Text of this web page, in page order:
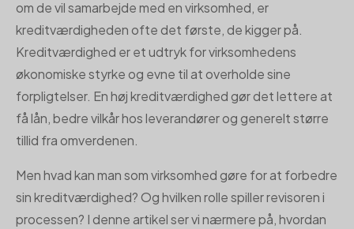
om de vil samarbejde med en virksomhed, er
kreditværdigheden ofte det første, de kigger på.
Kreditværdighed er et udtryk for virksomhedens
økonomiske styrke og evne til at overholde sine
forpligtelser. En høj kreditværdighed gør det lettere at
få lån, bedre vilkår hos leverandører og generelt større
tillid fra omverdenen.
Men hvad kan man som virksomhed gøre for at forbedre
sin kreditværdighed? Og hvilken rolle spiller revisoren i
processen? I denne artikel ser vi nærmere på, hvordan